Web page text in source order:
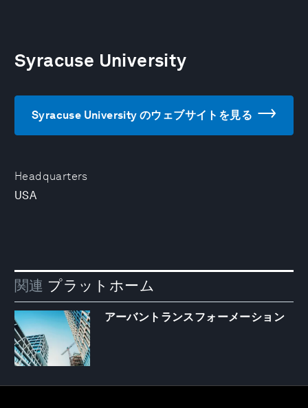
Headquarters
USA
Syracuse University
Syracuse University のウェブサイトを見る
関連 プラットホーム
アーバントランスフォーメーション